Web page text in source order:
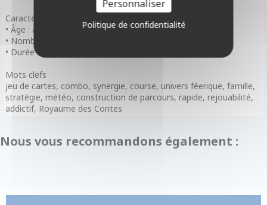
Caractéristiques
• Âge : à partir de 8 ans
• Nombre de Joueurs : de 2 à 6 joueurs
• Durée de Partie : 20 minutes
Mots clefs
jeu de cartes, combo, synergie, course, univers féerique, famille,
stratégie, météo, construction de parcours, rapide, rejouabilité,
addictif, Royaume des Contes
Nous vous recommandons également :
Personnaliser
Politique de confidentialité